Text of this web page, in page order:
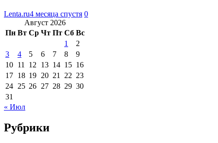
Lenta.ru4 месяца спустя 0
Август 2026
Пн Вт Ср Чт Пт Сб Вс
1
2
3
4 5 6 7 8
9
10 11 12 13 14 15 16
17 18 19 20 21 22 23
24 25 26 27 28 29 30
31
« Июл
Рубрики